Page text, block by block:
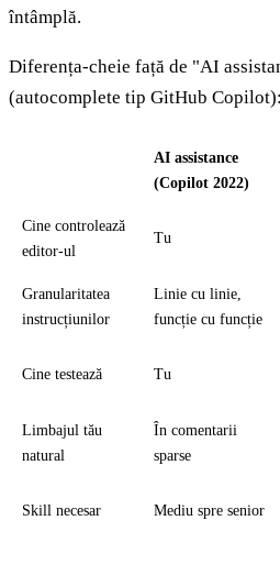
întâmplă.
Diferența-cheie față de "AI
(autocomplete tip GitHub Copilot):
AI assistance
(Copilot 2022)
Cine controlează
editor-ul
Tu
Granularitatea
instrucțiunilor
Linie cu linie,
funcție cu funcție
Cine testează Tu
Limbajul tău
natural
În comentarii
sparse
Skill necesar Mediu spre senior